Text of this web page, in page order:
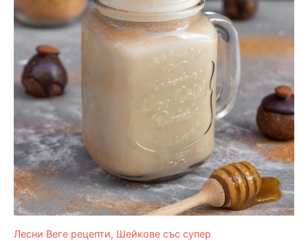
Лесни Веге рецепти, Шейкове със супер